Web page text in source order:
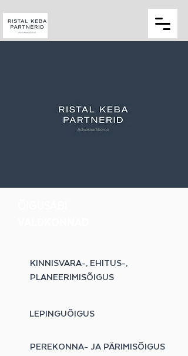
KINNISVARA-, EHITUS-,
PLANEERIMISÕIGUS
LEPINGUÕIGUS
PEREKONNA- JA PÄRIMISÕIGUS